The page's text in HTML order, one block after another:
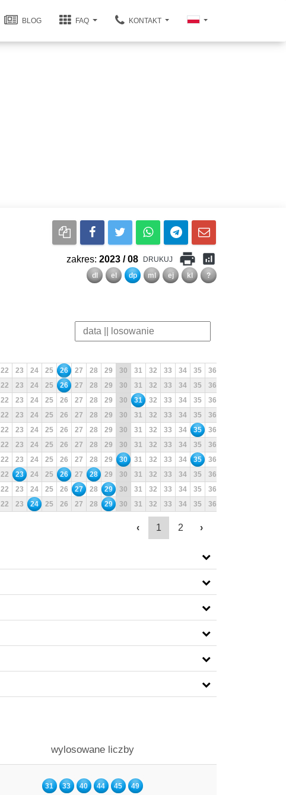
BLOG FAQ KONTAKT
zakres: 2023 / 08 DRUKUJ print analytics
dl el dp ml ej kl ?
22 23 24 25 26 27 28 29 30 31 32 33 34 35 36
22 23 24 25 26 27 28 29 30 31 32 33 34 35 36
22 23 24 25 26 27 28 29 30 31 32 33 34 35 36
22 23 24 25 26 27 28 29 30 31 32 33 34 35 36
22 23 24 25 26 27 28 29 30 31 32 33 34 35 36
22 23 24 25 26 27 28 29 30 31 32 33 34 35 36
22 23 24 25 26 27 28 29 30 31 32 33 34 35 36
22 23 24 25 26 27 28 29 30 31 32 33 34 35 36
22 23 24 25 26 27 28 29 30 31 32 33 34 35 36
22 23 24 25 26 27 28 29 30 31 32 33 34 35 36
‹ 1 2 ›
wylosowane liczby
31 33 40 44 45 49